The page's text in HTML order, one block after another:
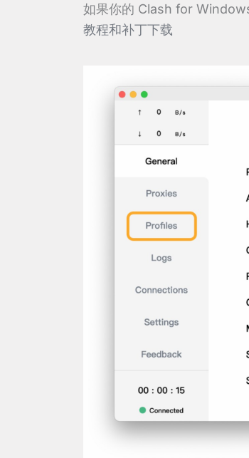
如果你的 Clash for
教程和补丁下载